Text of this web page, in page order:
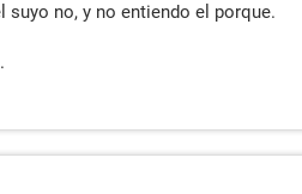
suyo no, y no entiendo el porque.